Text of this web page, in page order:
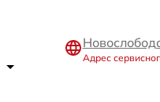
Адрес